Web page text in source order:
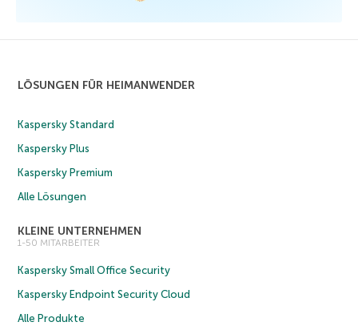
LÖSUNGEN FÜR HEIMANWENDER
Kaspersky Standard
Kaspersky Plus
Kaspersky Premium
Alle Lösungen
KLEINE UNTERNEHMEN
1-50 MITARBEITER
Kaspersky Small Office Security
Kaspersky Endpoint Security Cloud
Alle Produkte